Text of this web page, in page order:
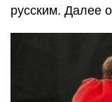
русским. Далее